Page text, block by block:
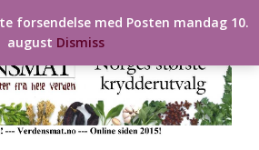
forsendelse med Posten mandag 10.
august Dismiss